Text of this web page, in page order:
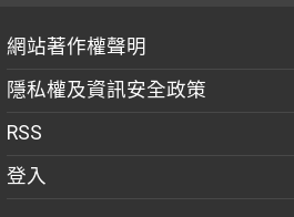
網站著作權聲明
隱私權及資訊安全政策
RSS
登入